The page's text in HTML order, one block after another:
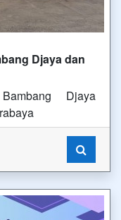
Djaya dan
Djaya